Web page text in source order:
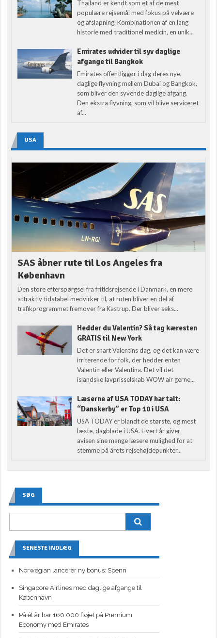
Thailand er kendt som et af de mest
populære rejsemål med fokus på velvære
og afslapning. Kombinationen af en lang
historie med traditionel medicin, en unik...
Emirates udvider til syv daglige
afgange til Bangkok
Emirates offentliggør i dag deres nye,
daglige flyvning mellem Dubai og Bangkok,
som bliver den syvende daglige afgang.
Den ekstra flyvning, som vil blive serviceret
af...
USA
SAS åbner rute til Los Angeles fra
København
Den store efterspørgsel fra fritidsrejsende i Danmark, en mere
attraktiv tidstabel medvirker til, at ruten bliver en del af
trafikprogrammet fremover fra Kastrup. Der bliver seks...
Hedder du Valentin? Så tag kæresten
GRATIS til New York
Det er snart Valentins dag, og det kan være
irriterende for folk, der hedder enten
Valentin eller Valentina. Det vil det
islandske lavprisselskab WOW air gerne...
Læserne af USA TODAY har talt:
“Danskerby” er Top 10 i USA
USA TODAY er blandt de største, og mest
læste, dagblade i USA. Hvert år giver
avisen sine mange læsere mulighed for at
stemme på årets rejsehøjdepunkter...
SØG
SENESTE INDLÆG
Norwegian lancerer ny bonus: Spenn
Singapore Airlines med daglige afgange til
København
På ét år har 160.000 fløjet på Premium
Economy med Emirates